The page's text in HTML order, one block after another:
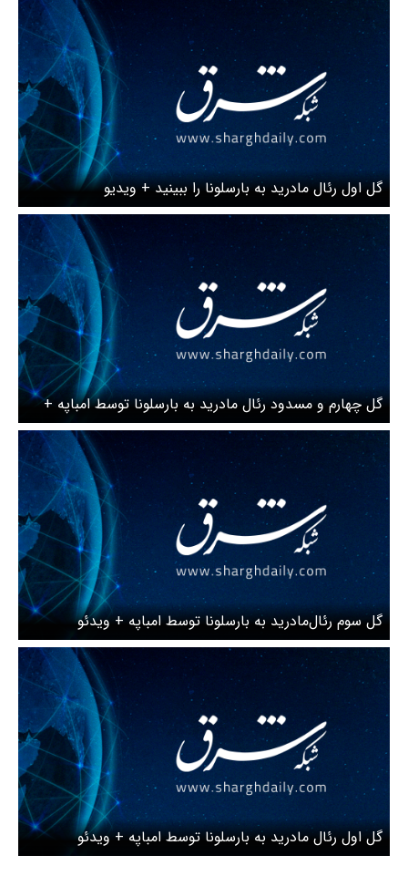
گل اول رئال مادرید به بارسلونا را ببینید + ویدیو
گل چهارم و مسدود رئال مادرید به بارسلونا توسط امباپه +
ویدئو
گل سوم رئال‌مادرید به بارسلونا توسط امباپه + ویدئو
گل اول رئال مادرید به بارسلونا توسط امباپه + ویدئو